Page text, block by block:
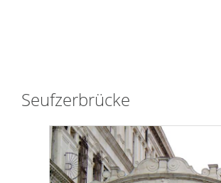
Seufzerbrücke